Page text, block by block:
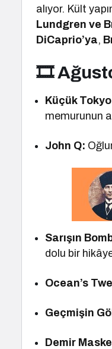
alıyor. Kült
Lundgren ve
DiCaprio’ya,
🎞
Küçük
memurunun
John Q:
Sarışın
dolu bir
Ocean’s
Geçmişin
Demir